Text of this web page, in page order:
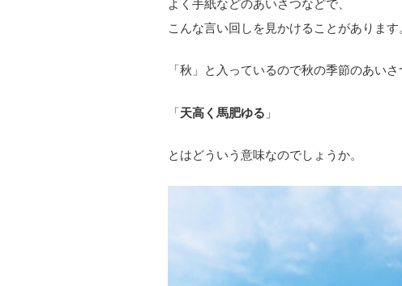
よく手紙などのあいさつなどで、
こんな言い回しを見かけることがあります
「秋」と入っているので秋の季節のあい
「天高く馬肥ゆる 」
とはどういう意味なのでしょうか。